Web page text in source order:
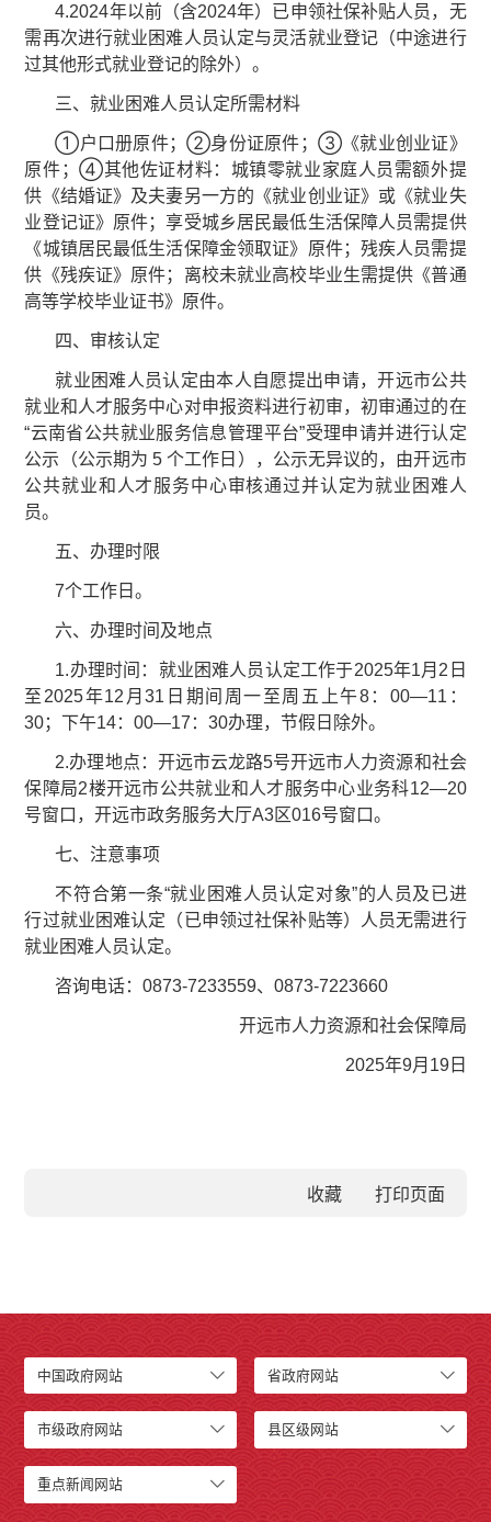
4.2024年以前（含2024年）已申领社保补贴人员，无
需再次进行就业困难人员认定与灵活就业登记（中途进行
过其他形式就业登记的除外）。
三、就业困难人员认定所需材料
①户口册原件；②身份证原件；③《就业创业证》
原件；④其他佐证材料：城镇零就业家庭人员需额外提
供《结婚证》及夫妻另一方的《就业创业证》或《就业失
业登记证》原件；享受城乡居民最低生活保障人员需提供
《城镇居民最低生活保障金领取证》原件；残疾人员需提
供《残疾证》原件；离校未就业高校毕业生需提供《普通
高等学校毕业证书》原件。
四、审核认定
就业困难人员认定由本人自愿提出申请，开远市公共
就业和人才服务中心对申报资料进行初审，初审通过的在
“云南省公共就业服务信息管理平台”受理申请并进行认定
公示（公示期为 5 个工作日），公示无异议的，由开远市
公共就业和人才服务中心审核通过并认定为就业困难人
员。
五、办理时限
7个工作日。
六、办理时间及地点
1.办理时间：就业困难人员认定工作于2025年1月2日
至2025年12月31日期间周一至周五上午8：00—11：
30；下午14：00—17：30办理，节假日除外。
2.办理地点：开远市云龙路5号开远市人力资源和社会
保障局2楼开远市公共就业和人才服务中心业务科12—20
号窗口，开远市政务服务大厅A3区016号窗口。
七、注意事项
不符合第一条“就业困难人员认定对象”的人员及已进
行过就业困难认定（已申领过社保补贴等）人员无需进行
就业困难人员认定。
咨询电话：0873-7233559、0873-7223660
开远市人力资源和社会保障局
2025年9月19日
收藏
中国政府网站 省政府网站
市级政府网站 县区级网站
重点新闻网站